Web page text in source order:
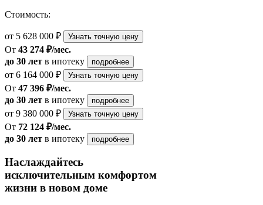
Стоимость:
от 5 628 000 ₽ Узнать точную цену
От 43 274 ₽/мес.
до 30 лет в ипотеку подробнее
от 6 164 000 ₽ Узнать точную цену
От 47 396 ₽/мес.
до 30 лет в ипотеку подробнее
от 9 380 000 ₽ Узнать точную цену
От 72 124 ₽/мес.
до 30 лет в ипотеку подробнее
Наслаждайтесь
исключительным комфортом
жизни в новом доме